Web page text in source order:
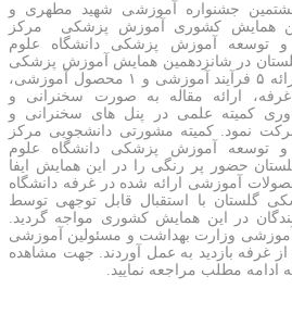
جشنواره آموزشی شهید مطهری و
همایش کشوری آموزش پزشکی مرکز
توسعه آموزش پزشکی دانشگاه علوم
در شانزدهمین همایش آموزش پزشکی
کشور با ارائه ۵ فرآیند آموزشی و ۱ محصول آموزشی،
ارائه مقاله به صورت سخنرانی و
کمیته علمی در پنل های سخنرانی و
نمود. کمیته مشورتی دانشجویی مرکز
توسعه آموزش پزشکی دانشگاه علوم
حضور پر رنگی را در این همایش ایفا
آموزشی ارائه شده در غرفه دانشگاه
گلستان با استقبال قابل توجهی توسط
در این همایش کشوری مواجه گردید.
وزارت بهداشت و مسئولین آموزشی
غرفه بازدید به عمل آوردند. جهت مشاهده
مطلب مراجعه نمایید.